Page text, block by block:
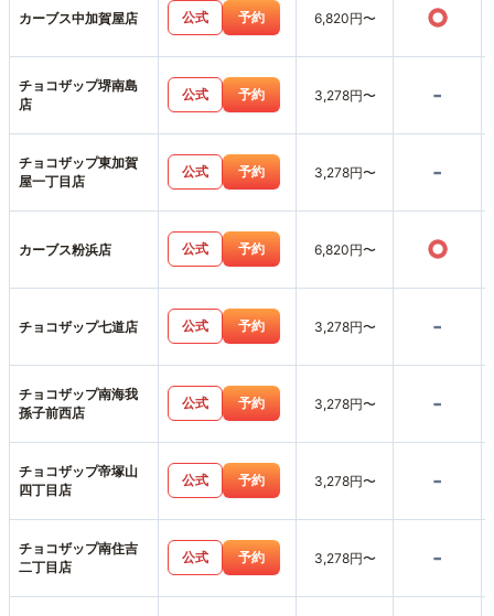
カーブス中加賀屋店 公式 予約 6,820円〜 ○
チョコザップ堺南島
店
公式 予約 3,278円〜 -
チョコザップ東加賀
屋一丁目店
公式 予約 3,278円〜 -
カーブス粉浜店 公式 予約 6,820円〜 ○
チョコザップ七道店 公式 予約 3,278円〜 -
チョコザップ南海我
孫子前西店
公式 予約 3,278円〜 -
チョコザップ帝塚山
四丁目店
公式 予約 3,278円〜 -
チョコザップ南住吉
二丁目店
公式 予約 3,278円〜 -